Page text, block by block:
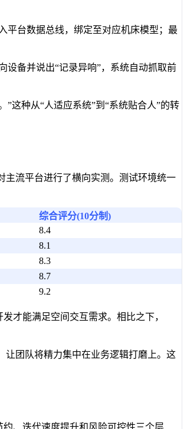
平台数据总线，绑定至对应机床模型；最
设备并说出“记录异响”，系统自动抓取前
这种从“人适应系统”到“系统贴合人”的转
主流平台进行了横向实测。测试环境统一
综合评分(10分制)
8.4
8.1
8.3
8.7
9.2
才能满足空间交互需求。相比之下，
让团队将精力集中在业务逻辑打磨上。这
、迭代速度提升和风险可控性三个层